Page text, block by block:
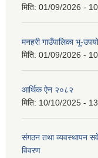
मिति: 01/09/2026 -
मनहरी गाउँपालिका भू-
मिति: 01/09/2026 -
आर्थिक ऐन २०८२
मिति: 10/10/2025 -
संगठन तथा व्यवस्थापन
विवरण